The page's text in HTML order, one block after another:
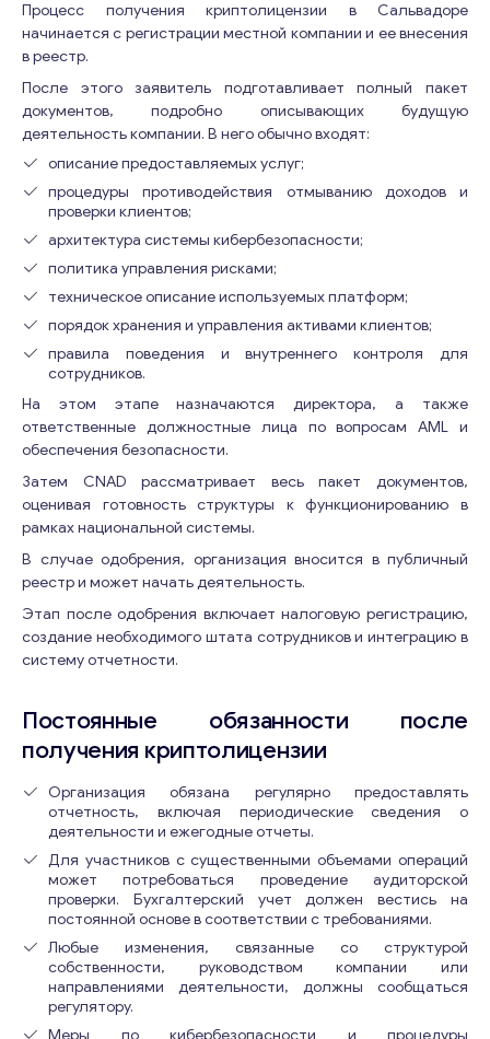
Свяжитесь со мной
Процесс получения криптолицензии в Сальвадоре
начинается с регистрации местной компании и ее внесения
в реестр.
После этого заявитель подготавливает полный пакет
документов, подробно описывающих будущую
деятельность компании. В него обычно входят:
описание предоставляемых услуг;
процедуры противодействия отмыванию доходов и
проверки клиентов;
архитектура системы кибербезопасности;
политика управления рисками;
техническое описание используемых платформ;
порядок хранения и управления активами клиентов;
правила поведения и внутреннего контроля для
сотрудников.
На этом этапе назначаются директора, а также
ответственные должностные лица по вопросам AML и
обеспечения безопасности.
Затем CNAD рассматривает весь пакет документов,
оценивая готовность структуры к функционированию в
рамках национальной системы.
В случае одобрения, организация вносится в публичный
реестр и может начать деятельность.
Этап после одобрения включает налоговую регистрацию,
создание необходимого штата сотрудников и интеграцию в
систему отчетности.
Постоянные обязанности после
получения криптолицензии
Организация обязана регулярно предоставлять
отчетность, включая периодические сведения о
деятельности и ежегодные отчеты.
Для участников с существенными объемами операций
может потребоваться проведение аудиторской
проверки. Бухгалтерский учет должен вестись на
постоянной основе в соответствии с требованиями.
Любые изменения, связанные со структурой
собственности, руководством компании или
направлениями деятельности, должны сообщаться
регулятору.